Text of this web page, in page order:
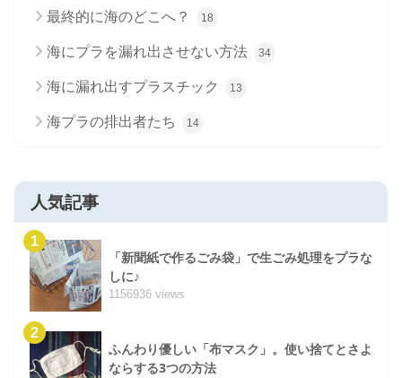
最終的に海のどこへ？ 18
海にプラを漏れ出させない方法 34
海に漏れ出すプラスチック 13
海プラの排出者たち 14
人気記事
1
「新聞紙で作るごみ袋」で生ごみ処理をプラな
しに♪
1156936 views
2
ふんわり優しい「布マスク」。使い捨てとさよ
ならする3つの方法